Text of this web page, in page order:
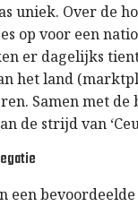
uniek. Over de
op voor een
er dagelijks
het land
Samen met de
de strijd van
een